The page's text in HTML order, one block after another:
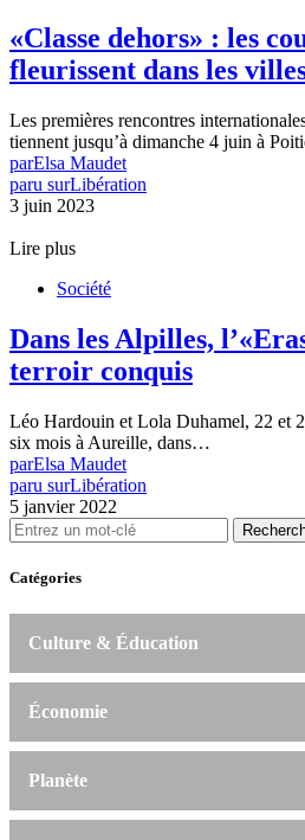
«Classe dehors» : les
fleurissent dans les
Les premières rencontres
tiennent jusqu’à dimanche 4 juin à
parElsa Maudet
paru surLibération
3 juin 2023
Lire plus
Société
Dans les Alpilles,
terroir conquis
Léo Hardouin et Lola Duhamel, 22 et
six mois à Aureille, dans…
parElsa Maudet
paru surLibération
5 janvier 2022
Catégories
Culture & Éducation
Économie
Planète